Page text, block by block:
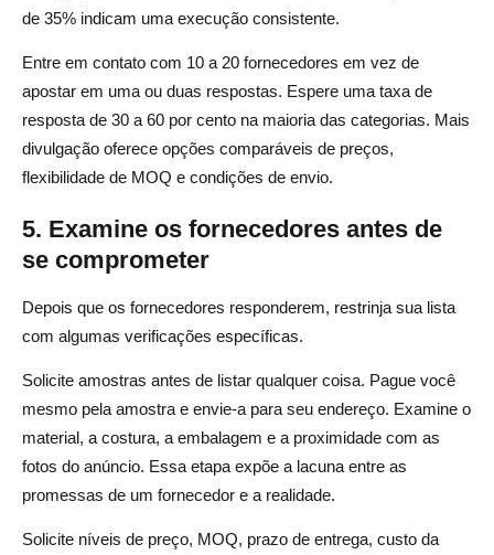
de 35% indicam uma execução consistente.
Entre em contato com 10 a 20 fornecedores em vez de
apostar em uma ou duas respostas. Espere uma taxa de
resposta de 30 a 60 por cento na maioria das categorias. Mais
divulgação oferece opções comparáveis de preços,
flexibilidade de MOQ e condições de envio.
5. Examine os fornecedores antes de
se comprometer
Depois que os fornecedores responderem, restrinja sua lista
com algumas verificações específicas.
Solicite amostras antes de listar qualquer coisa. Pague você
mesmo pela amostra e envie-a para seu endereço. Examine o
material, a costura, a embalagem e a proximidade com as
fotos do anúncio. Essa etapa expõe a lacuna entre as
promessas de um fornecedor e a realidade.
Solicite níveis de preço, MOQ, prazo de entrega, custo da